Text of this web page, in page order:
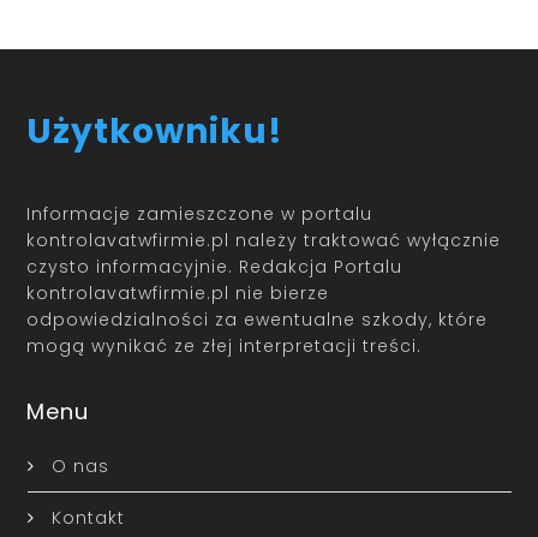
Użytkowniku!
Informacje zamieszczone w portalu
kontrolavatwfirmie.pl należy traktować wyłącznie
czysto informacyjnie. Redakcja Portalu
kontrolavatwfirmie.pl nie bierze
odpowiedzialności za ewentualne szkody, które
mogą wynikać ze złej interpretacji treści.
Menu
O nas
Kontakt